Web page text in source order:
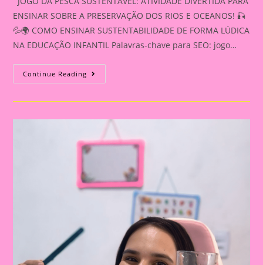
ENSINAR SOBRE A PRESERVAÇÃO DOS RIOS E OCEANOS! 🎣
💦🌍 COMO ENSINAR SUSTENTABILIDADE DE FORMA LÚDICA
NA EDUCAÇÃO INFANTIL Palavras-chave para SEO: jogo…
Continue Reading JOGO
DA
SUSTENTÁVEL:
SOBRE
A
PRESERVAÇÃO
RIOS
E
OCEANOS!